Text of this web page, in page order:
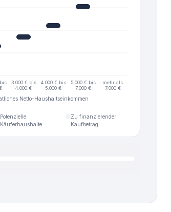
3.000 € bis
4.000 €
4.000 € bis
5.000 €
5.000 € bis
7.000 €
mehr als
7.000 €
Netto-Haushaltseinkommen
Potenzielle
Käuferhaushalte
Zu finanzierender
Kaufbetrag